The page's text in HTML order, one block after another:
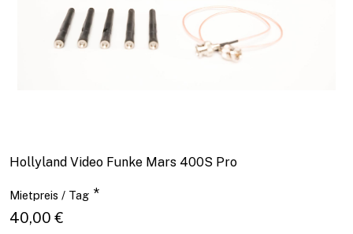
Hollyland Video Funke Mars 400S Pro
Mietpreis / Tag *
40,00 €